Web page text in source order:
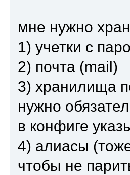
мне нужно
1) учетки с
2) почта (mail)
3) хранилища
нужно
в конфиге
4) алиасы
чтобы не